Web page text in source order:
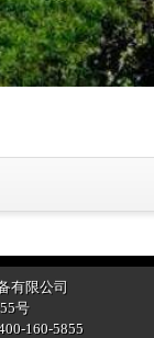
有限公司
号
160-5855